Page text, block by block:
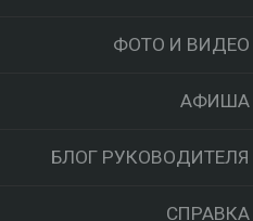
ФОТО И ВИДЕО
АФИША
БЛОГ РУКОВОДИТЕЛЯ
СПРАВКА